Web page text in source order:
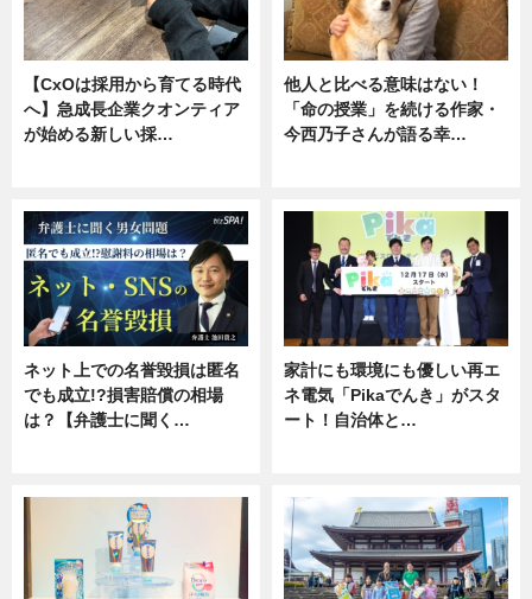
【CxOは採用から育てる時代
へ】急成長企業クオンティア
が始める新しい採…
他人と比べる意味はない！
「命の授業」を続ける作家・
今西乃子さんが語る幸…
ネット上での名誉毀損は匿名
でも成立!?損害賠償の相場
は？【弁護士に聞く…
家計にも環境にも優しい再エ
ネ電気「Pikaでんき」がスタ
ート！自治体と…